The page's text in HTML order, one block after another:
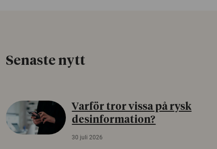
Senaste nytt
Varför tror vissa på rysk
desinformation?
30 juli 2026